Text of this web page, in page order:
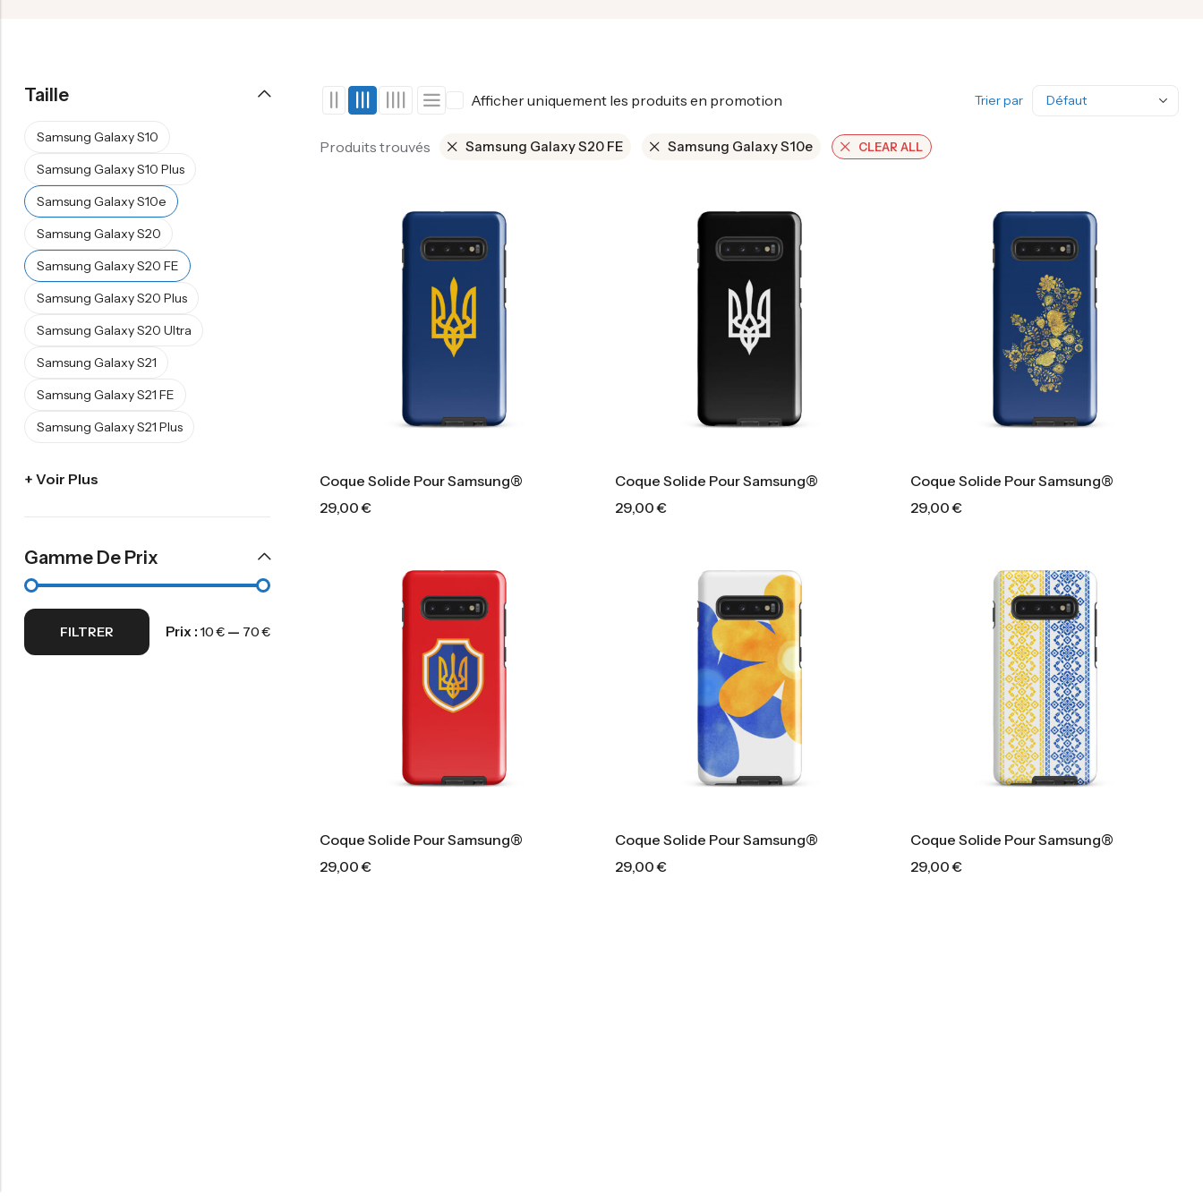
Afficher uniquement les produits en promotion Trier par
Produits trouvés Samsung Galaxy S20 FE Samsung Galaxy S10e CLEAR ALL
Coque Solide Pour Samsung®
29,00€
Coque Solide Pour Samsung®
29,00€
Coque Solide Pour Samsung®
29,00€
Coque Solide Pour Samsung®
29,00€
Coque Solide Pour Samsung®
29,00€
Coque Solide Pour Samsung®
29,00€
Taille
Samsung Galaxy S10
Samsung Galaxy S10 Plus
Samsung Galaxy S10e
Samsung Galaxy S20
Samsung Galaxy S20 FE
Samsung Galaxy S20 Plus
Samsung Galaxy S20 Ultra
Samsung Galaxy S21
Samsung Galaxy S21 FE
Samsung Galaxy S21 Plus
+ Voir Plus
Gamme De Prix
FILTRER Prix : 10 € — 70 €